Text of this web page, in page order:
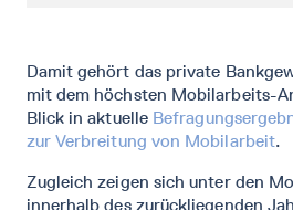
Damit gehört das private
mit dem höchsten Mobilarbeits-
Blick in aktuelle
zur Verbreitung von Mobilarbeit.
Zugleich zeigen sich unter den
innerhalb des zurückliegenden